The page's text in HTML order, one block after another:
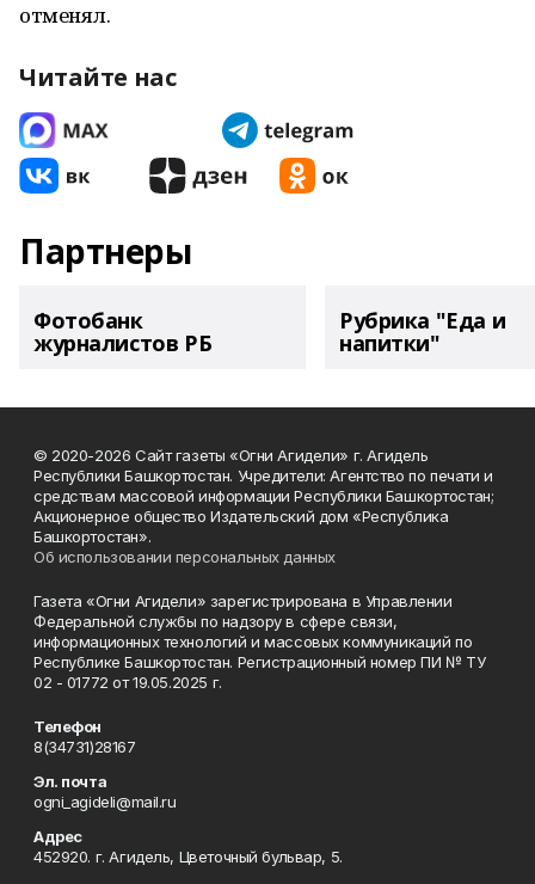
отменял.
Читайте нас
Партнеры
Фотобанк
журналистов РБ
Рубрика "Еда и
напитки"
© 2020-2026 Сайт газеты «Огни Агидели» г. Агидель
Республики Башкортостан. Учредители: Агентство по печати и
средствам массовой информации Республики Башкортостан;
Акционерное общество Издательский дом «Республика
Башкортостан».
Об использовании персональных данных
Газета «Огни Агидели» зарегистрирована в Управлении
Федеральной службы по надзору в сфере связи,
информационных технологий и массовых коммуникаций по
Республике Башкортостан. Регистрационный номер ПИ № ТУ
02 - 01772 от 19.05.2025 г.
Телефон
8(34731)28167
Эл. почта
ogni_agideli@mail.ru
Адрес
452920. г. Агидель, Цветочный бульвар, 5.